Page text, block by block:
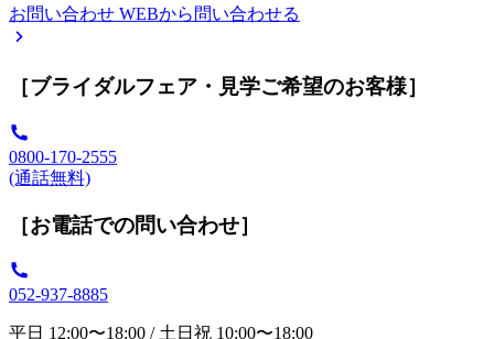
お問い合わせ WEBから問い合わせる
［ブライダルフェア・見学ご希望のお客様］
0800-170-2555
(通話無料)
［お電話での問い合わせ］
052-937-8885
平日 12:00〜18:00 / 土日祝 10:00〜18:00